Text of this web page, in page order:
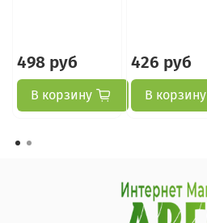
498 руб
В корзину
426 руб
В корзину